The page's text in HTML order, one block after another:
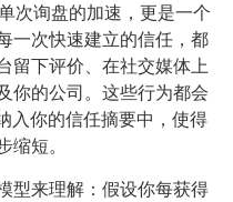
次询盘的加速，更是一个
一次快速建立的信任，都
留下评价、在社交媒体上
你的公司。这些行为都会
入你的信任摘要中，使得
短。
型来理解：假设你每获得